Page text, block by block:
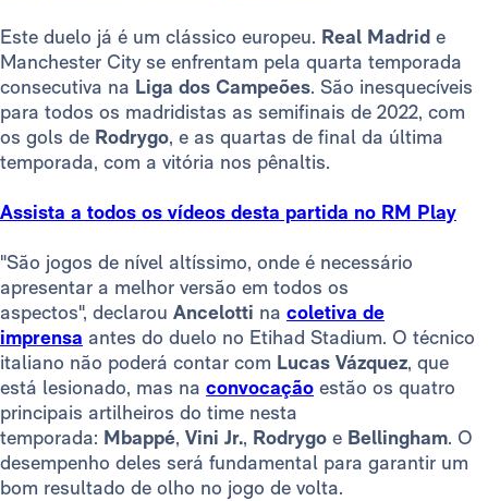
Este duelo já é um clássico europeu. Real Madrid e
Manchester City se enfrentam pela quarta temporada
consecutiva na Liga dos Campeões. São inesquecíveis
para todos os madridistas as semifinais de 2022, com
os gols de Rodrygo, e as quartas de final da última
temporada, com a vitória nos pênaltis.
Assista a todos os vídeos desta partida no RM Play
"São jogos de nível altíssimo, onde é necessário
apresentar a melhor versão em todos os
aspectos", declarou Ancelotti na coletiva de
imprensa antes do duelo no Etihad Stadium. O técnico
italiano não poderá contar com Lucas Vázquez, que
está lesionado, mas na convocação estão os quatro
principais artilheiros do time nesta
temporada: Mbappé, Vini Jr., Rodrygo e Bellingham. O
desempenho deles será fundamental para garantir um
bom resultado de olho no jogo de volta.